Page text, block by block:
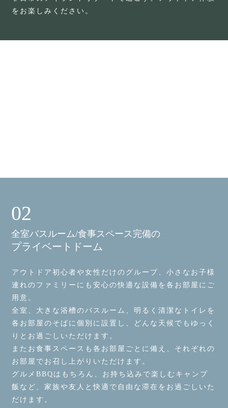
をお楽しみください。
02
全室バスルーム/食事スペース完備の
プライベートドーム
アウトドア初心者や女性だけのグループ、小さなお子様
連れのファミリーにも安心の快適な設備を各お部屋にご
用意。
全室、大きな浴槽のバスルーム、明るく清潔なトイレを
各お部屋のそばに個別に設置し、どんな天候でもゆっく
りとお過ごしいただけます。
またお食事スペースも各お部屋ごとに備え、それぞれの
お部屋でお召し上がりいただけます。
グルメBBQはもちろん、お持ち込みで楽しむキャンプ
飯など、家族や友人と快適で自由な滞在をお過ごしいた
だけます。